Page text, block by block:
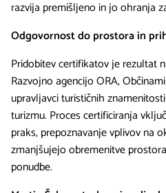
razvija premišljeno in jo ohranja
Odgovornost do prostora in
Pridobitev certifikatov je rezultat
Razvojno agencijo ORA,
upravljavci turističnih
turizmu. Proces certificiranja
praks, prepoznavanje vplivov na
zmanjšujejo obremenitve
ponudbe.